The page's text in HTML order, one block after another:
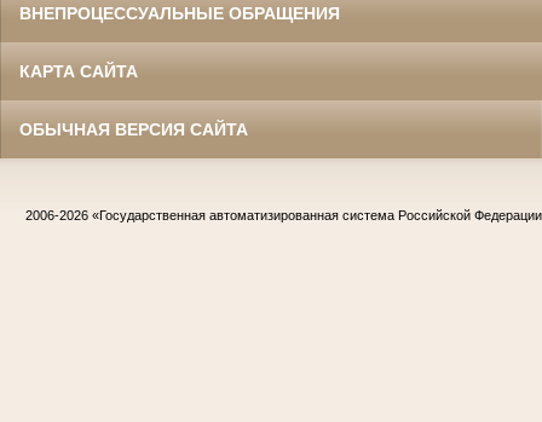
ВНЕПРОЦЕССУАЛЬНЫЕ ОБРАЩЕНИЯ
КАРТА САЙТА
ОБЫЧНАЯ ВЕРСИЯ САЙТА
2006-2026 «Государственная автоматизированная система Российской